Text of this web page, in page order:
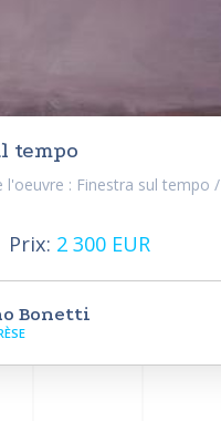
tempo
l'oeuvre : Finestra sul tempo /
Prix: 2 300 EUR
Bonetti